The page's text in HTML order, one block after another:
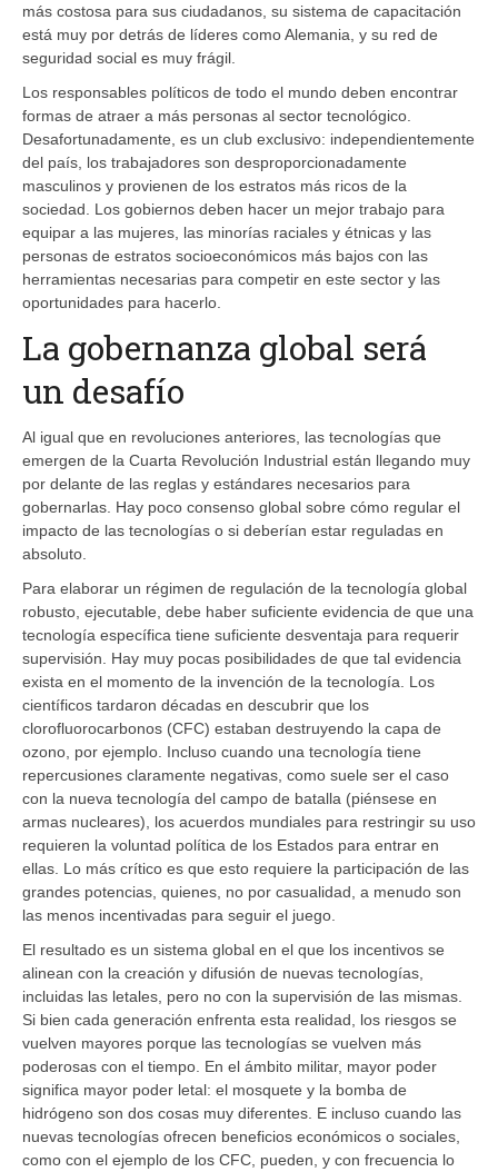
más costosa para sus ciudadanos, su sistema de capacitación
está muy por detrás de líderes como Alemania, y su red de
seguridad social es muy frágil.
Los responsables políticos de todo el mundo deben encontrar
formas de atraer a más personas al sector tecnológico.
Desafortunadamente, es un club exclusivo: independientemente
del país, los trabajadores son desproporcionadamente
masculinos y provienen de los estratos más ricos de la
sociedad. Los gobiernos deben hacer un mejor trabajo para
equipar a las mujeres, las minorías raciales y étnicas y las
personas de estratos socioeconómicos más bajos con las
herramientas necesarias para competir en este sector y las
oportunidades para hacerlo.
La gobernanza global será
un desafío
Al igual que en revoluciones anteriores, las tecnologías que
emergen de la Cuarta Revolución Industrial están llegando muy
por delante de las reglas y estándares necesarios para
gobernarlas. Hay poco consenso global sobre cómo regular el
impacto de las tecnologías o si deberían estar reguladas en
absoluto.
Para elaborar un régimen de regulación de la tecnología global
robusto, ejecutable, debe haber suficiente evidencia de que una
tecnología específica tiene suficiente desventaja para requerir
supervisión. Hay muy pocas posibilidades de que tal evidencia
exista en el momento de la invención de la tecnología. Los
científicos tardaron décadas en descubrir que los
clorofluorocarbonos (CFC) estaban destruyendo la capa de
ozono, por ejemplo. Incluso cuando una tecnología tiene
repercusiones claramente negativas, como suele ser el caso
con la nueva tecnología del campo de batalla (piénsese en
armas nucleares), los acuerdos mundiales para restringir su uso
requieren la voluntad política de los Estados para entrar en
ellas. Lo más crítico es que esto requiere la participación de las
grandes potencias, quienes, no por casualidad, a menudo son
las menos incentivadas para seguir el juego.
El resultado es un sistema global en el que los incentivos se
alinean con la creación y difusión de nuevas tecnologías,
incluidas las letales, pero no con la supervisión de las mismas.
Si bien cada generación enfrenta esta realidad, los riesgos se
vuelven mayores porque las tecnologías se vuelven más
poderosas con el tiempo. En el ámbito militar, mayor poder
significa mayor poder letal: el mosquete y la bomba de
hidrógeno son dos cosas muy diferentes. E incluso cuando las
nuevas tecnologías ofrecen beneficios económicos o sociales,
como con el ejemplo de los CFC, pueden, y con frecuencia lo